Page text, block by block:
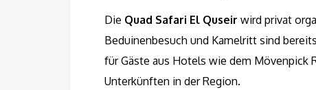
Die Quad Safari El Quseir wird privat
Beduinenbesuch und Kamelritt sind
für Gäste aus Hotels wie dem Mövenpick
Unterkünften in der Region.